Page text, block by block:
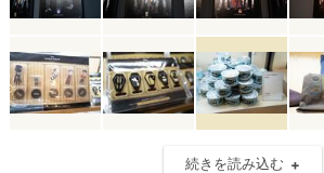
続きを読み込む